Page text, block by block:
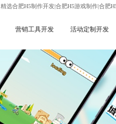
精选合肥H5制作开发|合肥H5游戏制作|合肥
营销工具开发 活动定制开发